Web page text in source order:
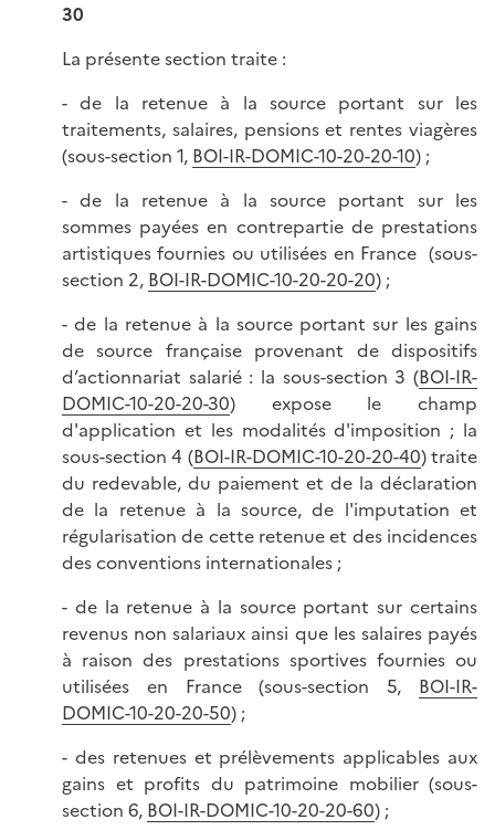
30
La présente section traite :
- de la retenue à la source portant sur les
traitements, salaires, pensions et rentes viagères
(sous-section 1, BOI-IR-DOMIC-10-20-20-10) ;
- de la retenue à la source portant sur les
sommes payées en contrepartie de prestations
artistiques fournies ou utilisées en France (sous-
section 2, BOI-IR-DOMIC-10-20-20-20) ;
- de la retenue à la source portant sur les gains
de source française provenant de dispositifs
d’actionnariat salarié : la sous-section 3 (BOI-IR-
DOMIC-10-20-20-30) expose le champ
d'application et les modalités d'imposition ; la
sous-section 4 (BOI-IR-DOMIC-10-20-20-40) traite
du redevable, du paiement et de la déclaration
de la retenue à la source, de l'imputation et
régularisation de cette retenue et des incidences
des conventions internationales ;
- de la retenue à la source portant sur certains
revenus non salariaux ainsi que les salaires payés
à raison des prestations sportives fournies ou
utilisées en France (sous-section 5, BOI-IR-
DOMIC-10-20-20-50) ;
- des retenues et prélèvements applicables aux
gains et profits du patrimoine mobilier (sous-
section 6, BOI-IR-DOMIC-10-20-20-60) ;